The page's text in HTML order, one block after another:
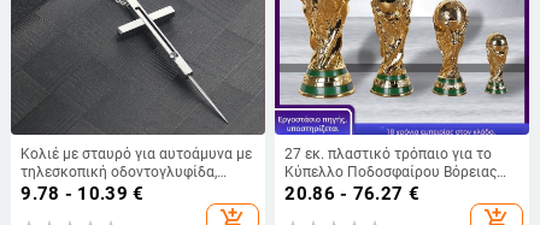
Κολιέ με σταυρό για αυτοάμυνα με
τηλεσκοπική οδοντογλυφίδα,
εξαγωγέα SIM κάρτας και
9.78 - 10.39 €
27 εκ. πλαστικό τρόπαιο για το
Κύπελλο Ποδοσφαίρου Βόρειας
Αμερικής 2026 – επετειακό
20.86 - 76.27 €